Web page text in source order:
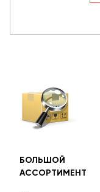
БОЛЬШОЙ
АССОРТИМЕНТ